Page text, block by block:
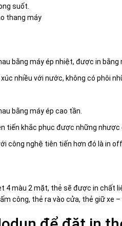
suốt.
thang máy
bằng máy ép nhiệt, được in
nhiều với nước, không có phôi
bằng máy ép cao tần.
tiến khắc phục được những
công nghệ tiên tiến hơn đó là in
4 màu 2 mặt, thẻ sẽ được in chất
công, thẻ ra vào cửa, thẻ giữ xe –